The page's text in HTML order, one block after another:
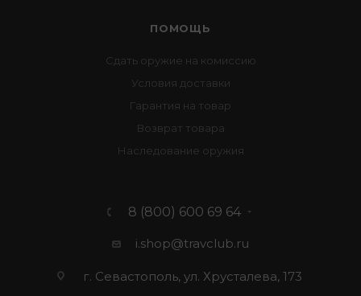
ПОМОЩЬ
Сдать оружие на комиссию
Условия доставки
Гарантия на товар
Возврат товара
Наследование оружия
8 (800) 600 69 64
i.shop@travclub.ru
г. Севастополь, ул. Хрусталева, 173